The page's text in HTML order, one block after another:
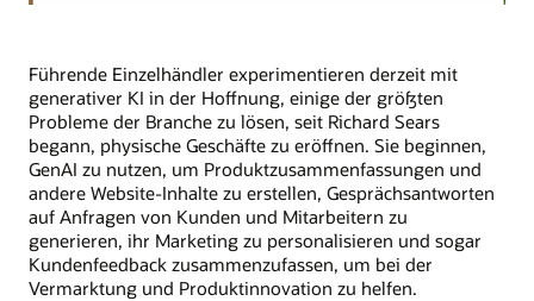
Führende Einzelhändler experimentieren derzeit mit
generativer KI in der Hoffnung, einige der größten
Probleme der Branche zu lösen, seit Richard Sears
begann, physische Geschäfte zu eröffnen. Sie beginnen,
GenAI zu nutzen, um Produktzusammenfassungen und
andere Website-Inhalte zu erstellen, Gesprächsantworten
auf Anfragen von Kunden und Mitarbeitern zu
generieren, ihr Marketing zu personalisieren und sogar
Kundenfeedback zusammenzufassen, um bei der
Vermarktung und Produktinnovation zu helfen.